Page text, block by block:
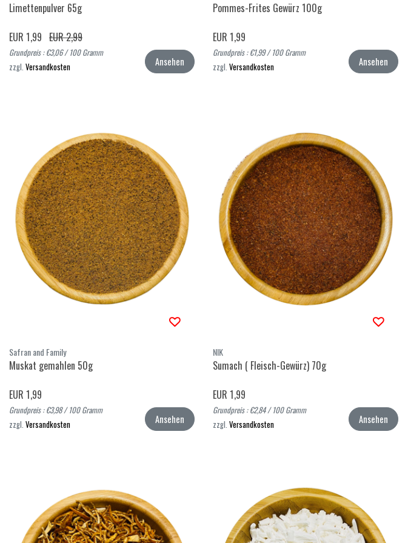
Limettenpulver 65g
EUR 1,99 EUR 2,99
Grundpreis : €3,06 / 100 Gramm
zzgl. Versandkosten Ansehen
Pommes-Frites Gewürz 100g
EUR 1,99
Grundpreis : €1,99 / 100 Gramm
zzgl. Versandkosten Ansehen
Safran and Family
Muskat gemahlen 50g
EUR 1,99
Grundpreis : €3,98 / 100 Gramm
zzgl. Versandkosten Ansehen
NIK
Sumach ( Fleisch-Gewürz) 70g
EUR 1,99
Grundpreis : €2,84 / 100 Gramm
zzgl. Versandkosten Ansehen